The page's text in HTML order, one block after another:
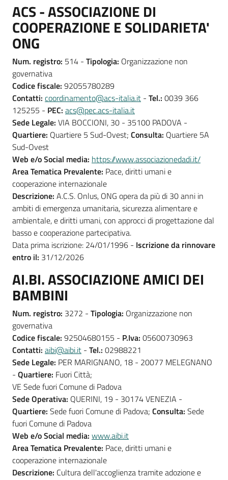
ACS - ASSOCIAZIONE DI
COOPERAZIONE E SOLIDARIETA'
ONG
Num. registro: 514 - Tipologia: Organizzazione non
governativa
Codice fiscale: 92055780289
Contatti: coordinamento@acs-italia.it - Tel.: 0039 366
125255 - PEC: acs@pec.acs-italia.it
Sede Legale: VIA BOCCIONI, 30 - 35100 PADOVA -
Quartiere: Quartiere 5 Sud-Ovest; Consulta: Quartiere 5A
Sud-Ovest
Web e/o Social media: https://www.associazionedadi.it/
Area Tematica Prevalente: Pace, diritti umani e
cooperazione internazionale
Descrizione: A.C.S. Onlus, ONG opera da più di 30 anni in
ambiti di emergenza umanitaria, sicurezza alimentare e
ambientale, e diritti umani, con approcci di progettazione dal
basso e cooperazione partecipativa.
Data prima iscrizione: 24/01/1996 - Iscrizione da rinnovare
entro il: 31/12/2026
AI.BI. ASSOCIAZIONE AMICI DEI
BAMBINI
Num. registro: 3272 - Tipologia: Organizzazione non
governativa
Codice fiscale: 92504680155 - P.Iva: 05600730963
Contatti: aibi@aibi.it - Tel.: 02988221
Sede Legale: PER MARIGNANO, 18 - 20077 MELEGNANO
- Quartiere: Fuori Città;
VE Sede fuori Comune di Padova
Sede Operativa: QUERINI, 19 - 30174 VENEZIA -
Quartiere: Sede fuori Comune di Padova; Consulta: Sede
fuori Comune di Padova
Web e/o Social media: www.aibi.it
Area Tematica Prevalente: Pace, diritti umani e
cooperazione internazionale
Descrizione: Cultura dell'accoglienza tramite adozione e